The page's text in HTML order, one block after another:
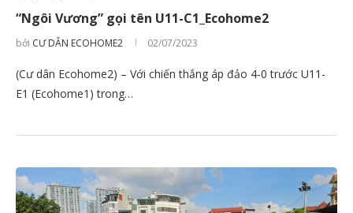
“Ngôi Vương” gọi tên U11-C1_Ecohome2
bởi CƯ DÂN ECOHOME2 02/07/2023
(Cư dân Ecohome2) – Với chiến thắng áp đảo 4-0 trước U11-
E1 (Ecohome1) trong…